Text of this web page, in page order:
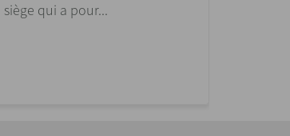
siège qui a pour...